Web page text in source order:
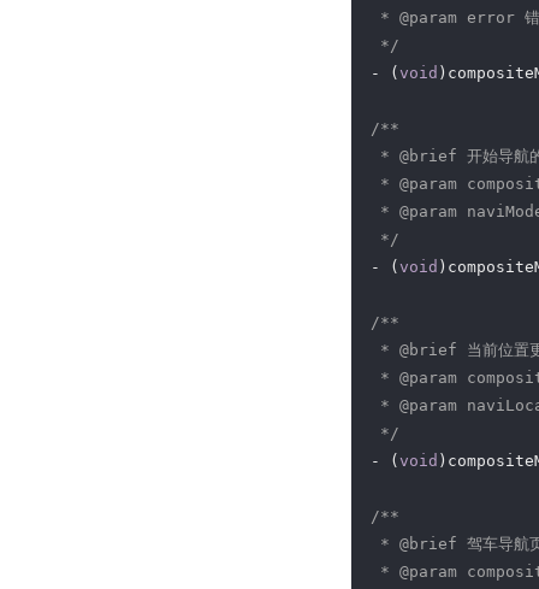
* @param error 错
*/
- ( void
/**
* @brief 开始导航
* @param
* @param
*/
- ( void
/**
* @brief 当前位置
* @param
* @param
*/
- ( void
/**
* @brief 驾车导
* @param